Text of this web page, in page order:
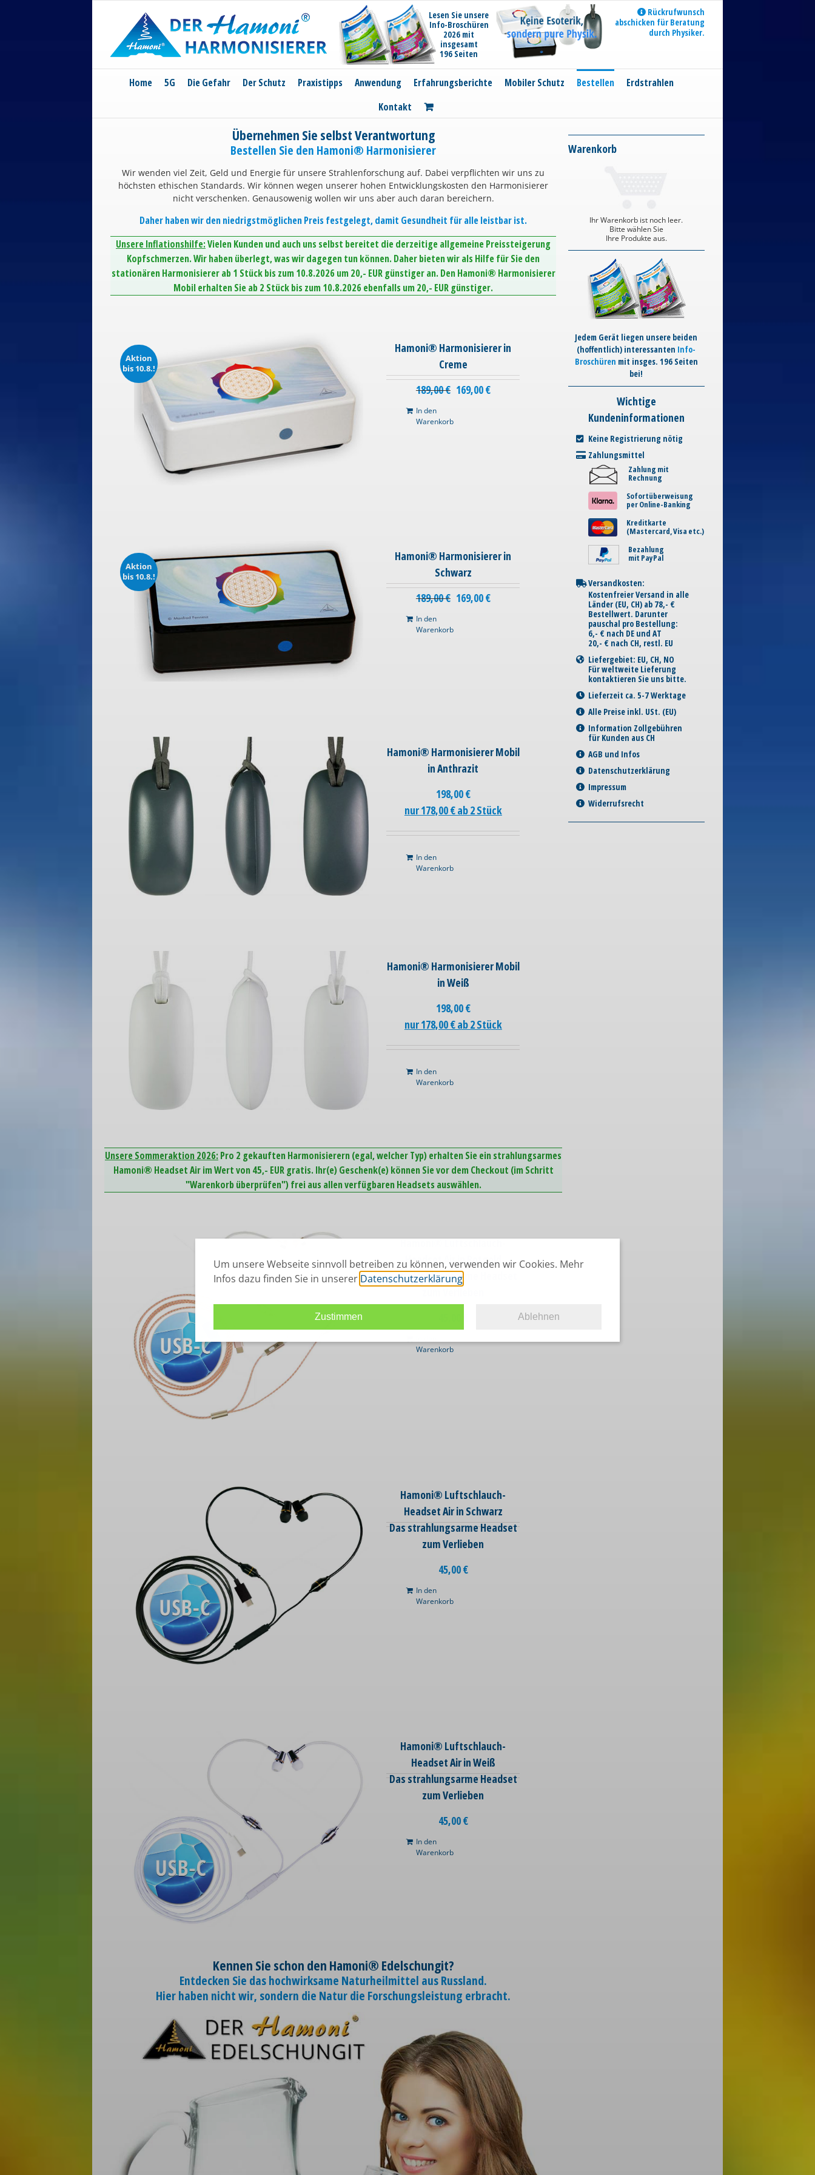
Lesen Sie unsere
Info-Broschüren
2026 mit
insgesamt
196 Seiten
Rückrufwunsch
abschicken für Beratung
durch Physiker.
Home 5G Die Gefahr Der Schutz Praxistipps Anwendung Erfahrungsberichte Mobiler Schutz Bestellen
Erdstrahlen
Kontakt
Übernehmen Sie selbst Verantwortung
Bestellen Sie den Hamoni® Harmonisierer
Wir wenden viel Zeit, Geld und Energie für unsere Strahlenforschung auf. Dabei verpflichten wir uns zu
höchsten ethischen Standards. Wir können wegen unserer hohen Entwicklungskosten den Harmonisierer
nicht verschenken. Genausowenig wollen wir uns aber auch daran bereichern.
Daher haben wir den niedrigstmöglichen Preis festgelegt, damit Gesundheit für alle leistbar ist.
Unsere Inflationshilfe:Vielen Kunden und auch uns selbst bereitet die derzeitige allgemeine Preissteigerung
Kopfschmerzen. Wir haben überlegt, was wir dagegen tun können. Daher bieten wir als Hilfe für Sie den
stationären Harmonisierer ab 1 Stück bis zum 10.8.2026 um 20,- EUR günstiger an. Den Hamoni® Harmonisierer
Mobil erhalten Sie ab 2 Stück bis zum 10.8.2026 ebenfalls um 20,- EUR günstiger.
Aktion
bis 10.8.!
Hamoni® Harmonisierer in
Creme
189,00€ 169,00€
In den
Warenkorb
Aktion
bis 10.8.!
Hamoni® Harmonisierer in
Schwarz
189,00€ 169,00€
In den
Warenkorb
Hamoni® Harmonisierer Mobil
in Anthrazit
198,00€
nur 178,00 € ab 2 Stück
In den
Warenkorb
Hamoni® Harmonisierer Mobil
in Weiß
198,00€
nur 178,00 € ab 2 Stück
In den
Warenkorb
Unsere Sommeraktion 2026: Pro 2 gekauften Harmonisierern (egal, welcher Typ) erhalten Sie ein strahlungsarmes
Hamoni® Headset Air im Wert von 45,- EUR gratis. Ihr(e) Geschenk(e) können Sie vor dem Checkout (im Schritt
"Warenkorb überprüfen") frei aus allen verfügbaren Headsets auswählen.
Hamoni® Luftschlauch-
Headset Air in Rotgold
Das strahlungsarme Headset
Warenkorb
Hamoni® Luftschlauch-
Headset Air in Schwarz
Das strahlungsarme Headset
zum Verlieben
45,00€
In den
Warenkorb
Hamoni® Luftschlauch-
Headset Air in Weiß
Das strahlungsarme Headset
zum Verlieben
45,00€
In den
Warenkorb
Kennen Sie schon den Hamoni® Edelschungit?
Entdecken Sie das hochwirksame Naturheilmittel aus Russland.
Hier haben nicht wir, sondern die Natur die Forschungsleistung erbracht.
Warenkorb
Ihr Warenkorb ist noch leer.
Bitte wählen Sie
Ihre Produkte aus.
Jedem Gerät liegen unsere beiden
(hoffentlich) interessanten Info-
Broschüren mit insges. 196 Seiten
bei!
Wichtige
Kundeninformationen
Keine Registrierung nötig
Zahlungsmittel
Zahlung mit
Rechnung
Sofortüberweisung
per Online-Banking
Kreditkarte
(Mastercard, Visa etc.)
Bezahlung
mit PayPal
Versandkosten:
Kostenfreier Versand in alle
Länder (EU, CH) ab 78,- €
Bestellwert. Darunter
pauschal pro Bestellung:
6,- € nach DE und AT
20,- € nach CH, restl. EU
Liefergebiet: EU, CH, NO
Für weltweite Lieferung
kontaktieren Sie uns bitte.
Lieferzeit ca. 5-7 Werktage
Alle Preise inkl. USt. (EU)
Information Zollgebühren
für Kunden aus CH
AGB und Infos
Datenschutzerklärung
Impressum
Widerrufsrecht
Um unsere Webseite sinnvoll betreiben zu können, verwenden wir Cookies. Mehr
Infos dazu finden Sie in unserer Datenschutzerklärung
Zustimmen Ablehnen